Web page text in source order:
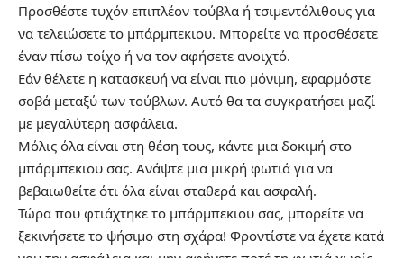
Προσθέστε τυχόν επιπλέον τούβλα ή τσιμεντόλιθους για
να τελειώσετε το μπάρμπεκιου. Μπορείτε να προσθέσετε
έναν πίσω τοίχο ή να τον αφήσετε ανοιχτό.
Εάν θέλετε η κατασκευή να είναι πιο μόνιμη, εφαρμόστε
σοβά μεταξύ των τούβλων. Αυτό θα τα συγκρατήσει μαζί
με μεγαλύτερη ασφάλεια.
Μόλις όλα είναι στη θέση τους, κάντε μια δοκιμή στο
μπάρμπεκιου σας. Ανάψτε μια μικρή φωτιά για να
βεβαιωθείτε ότι όλα είναι σταθερά και ασφαλή.
Τώρα που φτιάχτηκε το μπάρμπεκιου σας, μπορείτε να
ξεκινήσετε το ψήσιμο στη σχάρα! Φροντίστε να έχετε κατά